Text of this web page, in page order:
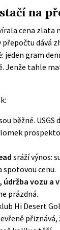
na
cena zlata
dává
jeden gram
Jenže tahle
běžné.
sráží výnos:
spotovou cenu.
údržba vozu a
prázdná.
Hi Desert